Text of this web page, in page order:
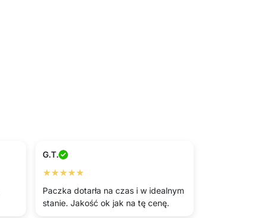
G.T.
★★★★★
Paczka dotarła na czas i w idealnym
stanie. Jakość ok jak na tę cenę.